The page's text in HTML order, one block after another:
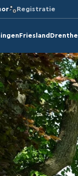
or Registratie
Friesland Drenthe